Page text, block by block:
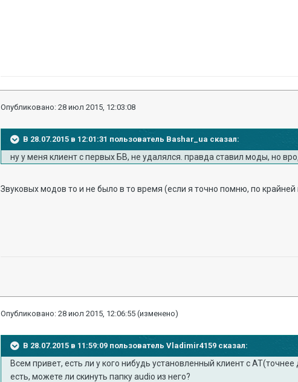
Опубликовано:28 июл 2015, 12:03:08
В 28.07.2015 в 12:01:31 пользователь Bashar_ua сказал:
ну у меня клиент с первых БВ, не удалялся. правда ставил моды, но
Звуковых модов то и не было в то время (если я точно помню, по
Опубликовано:28 июл 2015, 12:06:55 (изменено)
В 28.07.2015 в 11:59:09 пользователь Vladimir4159 сказал:
Всем привет, есть ли у кого нибудь установленный клиент с
есть, можете ли скинуть папку audio из него?